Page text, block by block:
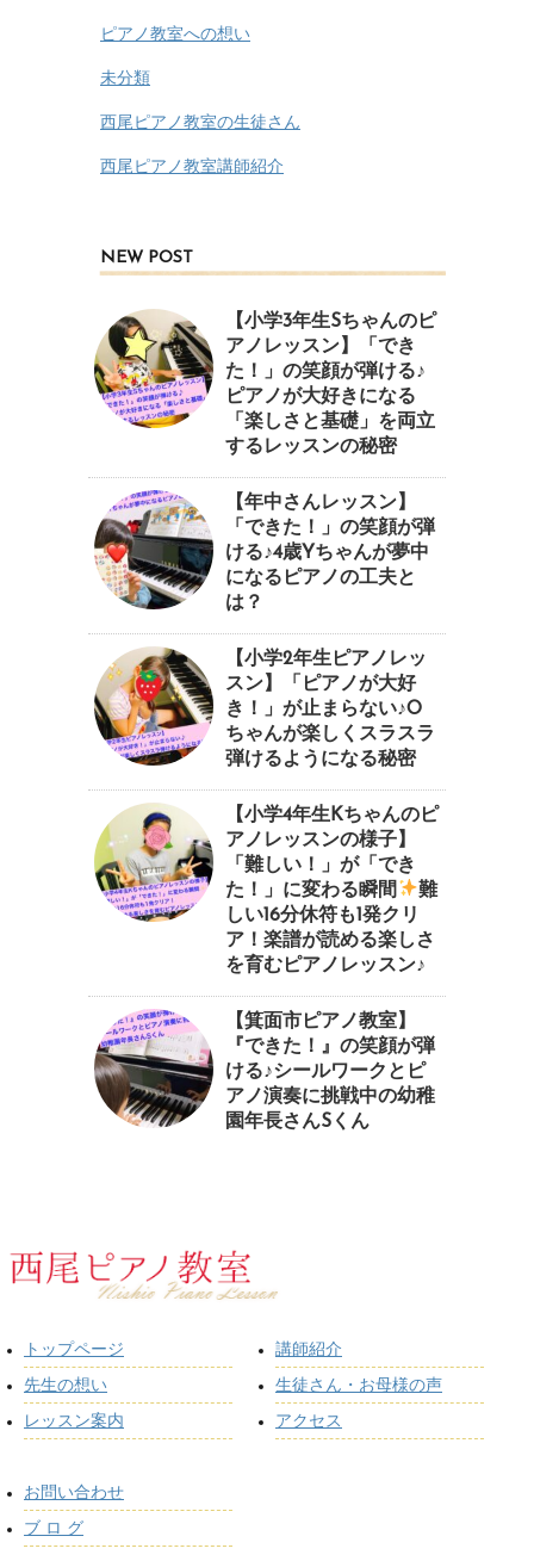
ピアノ教室への想い
未分類
西尾ピアノ教室の生徒さん
西尾ピアノ教室講師紹介
NEW POST
【小学3年生Sちゃんのピ
アノレッスン】「でき
た！」の笑顔が弾ける♪
ピアノが大好きになる
「楽しさと基礎」を両立
するレッスンの秘密
【年中さんレッスン】
「できた！」の笑顔が弾
ける♪4歳Yちゃんが夢中
になるピアノの工夫と
は？
【小学2年生ピアノレッ
スン】「ピアノが大好
き！」が止まらない♪O
ちゃんが楽しくスラスラ
弾けるようになる秘密
【小学4年生Kちゃんのピ
アノレッスンの様子】
「難しい！」が「でき
た！」に変わる瞬間
⁠難
しい16分休符も1発クリ
ア！楽譜が読める楽しさ
を育むピアノレッスン♪⁠
【箕面市ピアノ教室】
『できた！』の笑顔が弾
ける♪シールワークとピ
アノ演奏に挑戦中の幼稚
園年長さんSくん
トップページ
先生の想い
レッスン案内
講師紹介
生徒さん・お母様の声
アクセス
お問い合わせ
ブ ロ グ